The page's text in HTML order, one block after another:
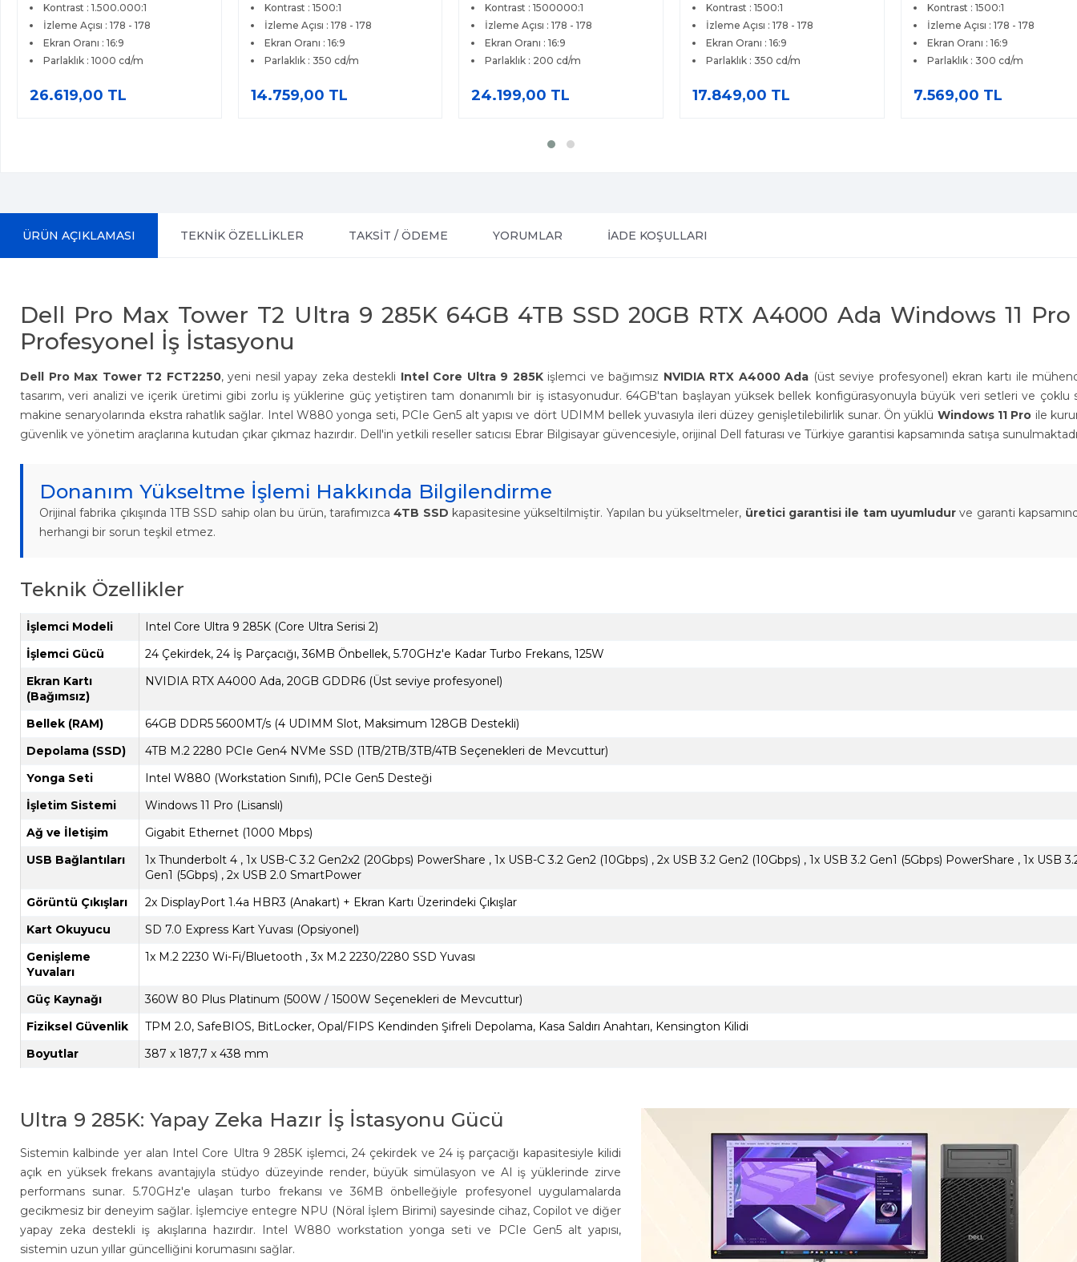
Monitör
Kontrast : 1.500.000:1
İzleme Açısı : 178 - 178
Ekran Oranı : 16:9
Parlaklık : 1000 cd/m
26.619,00 TL
Kontrast : 1500:1
İzleme Açısı : 178 - 178
Ekran Oranı : 16:9
Parlaklık : 350 cd/m
14.759,00 TL
Kontrast : 1500000:1
İzleme Açısı : 178 - 178
Ekran Oranı : 16:9
Parlaklık : 200 cd/m
24.199,00 TL
Kontrast : 1500:1
İzleme Açısı : 178 - 178
Ekran Oranı : 16:9
Parlaklık : 350 cd/m
17.849,00 TL
Kontrast : 1500:1
İzleme Açısı : 178 - 178
Ekran Oranı : 16:9
Parlaklık : 300 cd/m
7.569,00 TL
ÜRÜN AÇIKLAMASI TEKNİK ÖZELLİKLER TAKSİT / ÖDEME YORUMLAR İADE KOŞULLARI
Dell Pro Max Tower T2 Ultra 9 285K 64GB 4TB SSD 20GB RTX A4000 Ada Windows 11
Profesyonel İş İstasyonu
Dell Pro Max Tower T2 FCT2250, yeni nesil yapay zeka destekli Intel Core Ultra 9 285Kişlemci ve bağımsız NVIDIA RTX A4000 Ada (üst seviye profesyonel) ekran kartı ile
tasarım, veri analizi ve içerik üretimi gibi zorlu iş yüklerine güç yetiştiren tam donanımlı bir iş istasyonudur. 64GB'tan başlayan yüksek bellek konfigürasyonuyla büyük veri setleri ve çoklu
makine senaryolarında ekstra rahatlık sağlar. Intel W880 yonga seti, PCIe Gen5 alt yapısı ve dört UDIMM bellek yuvasıyla ileri düzey genişletilebilirlik sunar. Ön yüklü Windows 11 Pro ile
güvenlik ve yönetim araçlarına kutudan çıkar çıkmaz hazırdır. Dell'in yetkili reseller satıcısı Ebrar Bilgisayar güvencesiyle, orijinal Dell faturası ve Türkiye garantisi kapsamında satışa
Donanım Yükseltme İşlemi Hakkında Bilgilendirme
Orijinal fabrika çıkışında 1TB SSD sahip olan bu ürün, tarafımızca4TB SSD kapasitesine yükseltilmiştir. Yapılan bu yükseltmeler, üretici garantisi ile tam uyumludur ve garanti
herhangi bir sorun teşkil etmez.
Teknik Özellikler
İşlemci Modeli
Intel Core Ultra 9 285K (Core Ultra Serisi 2)
İşlemci Gücü
24 Çekirdek, 24 İş Parçacığı, 36MB Önbellek, 5.70GHz'e Kadar Turbo Frekans, 125W
Ekran Kartı
(Bağımsız)
NVIDIA RTX A4000 Ada, 20GB GDDR6 (Üst seviye profesyonel)
Bellek (RAM)
64GB DDR5 5600MT/s (4 UDIMM Slot, Maksimum 128GB Destekli)
Depolama (SSD)
4TB M.2 2280 PCIe Gen4 NVMe SSD (1TB/2TB/3TB/4TB Seçenekleri de Mevcuttur)
Yonga Seti
Intel W880 (Workstation Sınıfı), PCIe Gen5 Desteği
İşletim Sistemi
Windows 11 Pro (Lisanslı)
Ağ ve İletişim
Gigabit Ethernet (1000 Mbps)
USB Bağlantıları
1x Thunderbolt 4 , 1x USB-C 3.2 Gen2x2 (20Gbps) PowerShare , 1x USB-C 3.2 Gen2 (10Gbps) , 2x USB 3.2 Gen2 (10Gbps) , 1x USB 3.2 Gen1 (5Gbps) PowerShare , 1x USB
Gen1 (5Gbps) , 2x USB 2.0 SmartPower
Görüntü Çıkışları
2x DisplayPort 1.4a HBR3 (Anakart) + Ekran Kartı Üzerindeki Çıkışlar
Kart Okuyucu
SD 7.0 Express Kart Yuvası (Opsiyonel)
Genişleme
Yuvaları
1x M.2 2230 Wi-Fi/Bluetooth , 3x M.2 2230/2280 SSD Yuvası
Güç Kaynağı
360W 80 Plus Platinum (500W / 1500W Seçenekleri de Mevcuttur)
Fiziksel Güvenlik
TPM 2.0, SafeBIOS, BitLocker, Opal/FIPS Kendinden Şifreli Depolama, Kasa Saldırı Anahtarı, Kensington Kilidi
Boyutlar
387 x 187,7 x 438 mm
Ultra 9 285K: Yapay Zeka Hazır İş İstasyonu Gücü
Sistemin kalbinde yer alan Intel Core Ultra 9 285K işlemci, 24 çekirdek ve 24 iş parçacığı kapasitesiyle kilidi
açık en yüksek frekans avantajıyla stüdyo düzeyinde render, büyük simülasyon ve AI iş yüklerinde zirve
performans sunar. 5.70GHz'e ulaşan turbo frekansı ve 36MB önbelleğiyle profesyonel uygulamalarda
gecikmesiz bir deneyim sağlar. İşlemciye entegre NPU (Nöral İşlem Birimi) sayesinde cihaz, Copilot ve diğer
yapay zeka destekli iş akışlarına hazırdır. Intel W880 workstation yonga seti ve PCIe Gen5 alt yapısı,
sistemin uzun yıllar güncelliğini korumasını sağlar.